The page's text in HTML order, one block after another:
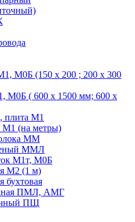
М0Б (150 х 200 ; 200 х 300
М0Б ( 600 х 1500 мм; 600 х
плита М1
М1 (на метры)
ММ
ММЛ
М1т, М0Б
М2 (1 м)
бухтовая
ПМЛ, АМГ
ПЩ